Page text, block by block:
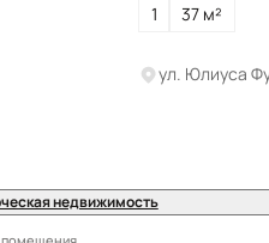
1 37 м²
ул. Юлиуса
недвижимость